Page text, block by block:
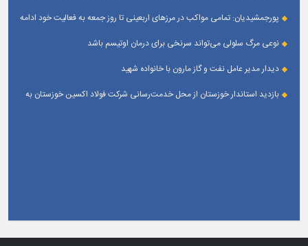
پورجمشیدیان: تمامی مواکب در مرزهای اربعینی تا روز جمعه به فعالیت خود ادامه
نوعی مرگ سلولی می‌تواند سرنخی برای درمان اوتیسم باشد
دیدار مدیر عامل نفت و گاز مارون با خانواده شهید
بازدید استاندار خوزستان از محل خدمت‌رسانی شرکت فولاد اکسین خوزستان به